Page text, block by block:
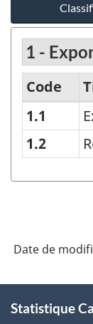
1 -
du
de
la
Code
1.1
1.2
Date de
propos
Statistique